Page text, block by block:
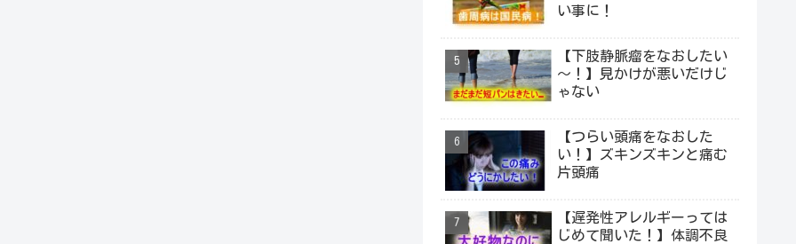
い事に！
【下肢静脈瘤をなおしたい
～！】見かけが悪いだけじ
ゃない
【つらい頭痛をなおした
い！】ズキンズキンと痛む
片頭痛
【遅発性アレルギーっては
じめて聞いた！】体調不良